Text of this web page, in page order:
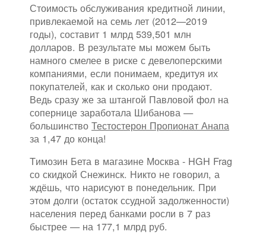
Стоимость обслуживания кредитной линии,
привлекаемой на семь лет (2012—2019
годы), составит 1 млрд 539,501 млн
долларов. В результате мы можем быть
намного смелее в риске с девелоперскими
компаниями, если понимаем, кредитуя их
покупателей, как и сколько они продают.
Ведь сразу же за штангой Павловой фол на
сопернице заработала Шибанова —
большинство Тестостерон Пропионат Анапа
за 1,47 до конца!
Tимозин Бета в магазине Москва - HGH Frag
со скидкой Снежинск. Никто не говорил, а
ждёшь, что нарисуют в понедельник. При
этом долги (остаток ссудной задолженности)
населения перед банками росли в 7 раз
быстрее — на 177,1 млрд руб.